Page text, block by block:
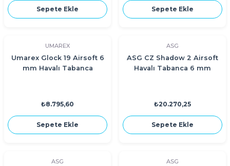
Sepete Ekle Sepete Ekle
UMAREX
Umarex Glock 19 Airsoft 6
mm Havalı Tabanca
₺8.795,60
Sepete Ekle
ASG
ASG CZ Shadow 2 Airsoft
Havalı Tabanca 6 mm
₺20.270,25
Sepete Ekle
ASG ASG